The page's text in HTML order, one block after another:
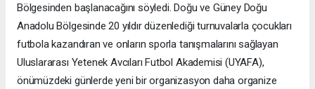
Bölgesinden başlanacağını söyledi. Doğu ve Güney Doğu
Anadolu Bölgesinde 20 yıldır düzenlediği turnuvalarla çocukları
futbola kazandıran ve onların sporla tanışmalarını sağlayan
Uluslararası Yetenek Avcıları Futbol Akademisi (UYAFA),
önümüzdeki günlerde yeni bir organizasyon daha organize